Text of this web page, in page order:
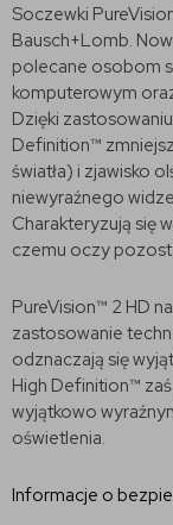
Soczewki
Bausch+Lomb.
polecane osobom
komputerowym
Dzięki
Definition™
światła) i zjawisko
niewyraźnego
Charakteryzują się
czemu oczy
PureVision™ 2 HD
zastosowanie
odznaczają się
High Definition™
wyjątkowo
oświetlenia.
Informacje o